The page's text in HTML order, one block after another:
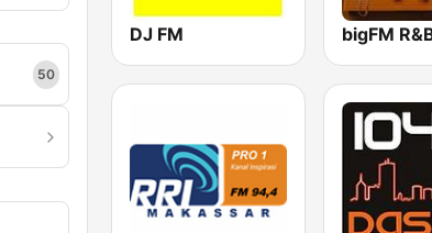
50
DJ FM bigFM